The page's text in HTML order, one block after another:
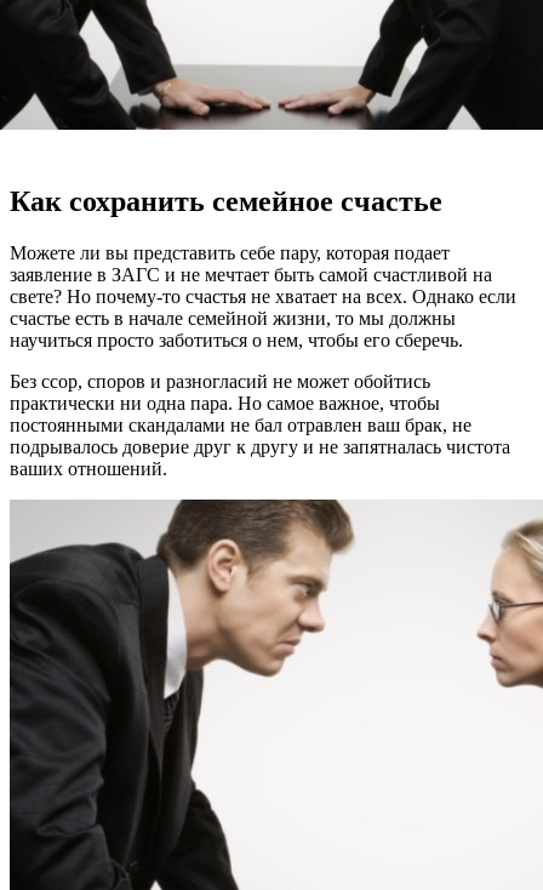
Как сохранить семейное счастье
Можете ли вы представить себе пару, которая подает
заявление в ЗАГС и не мечтает быть самой счастливой на
свете? Но почему-то счастья не хватает на всех. Однако если
счастье есть в начале семейной жизни, то мы должны
научиться просто заботиться о нем, чтобы его сберечь.
Без ссор, споров и разногласий не может обойтись
практически ни одна пара. Но самое важное, чтобы
постоянными скандалами не бал отравлен ваш брак, не
подрывалось доверие друг к другу и не запятналась чистота
ваших отношений.